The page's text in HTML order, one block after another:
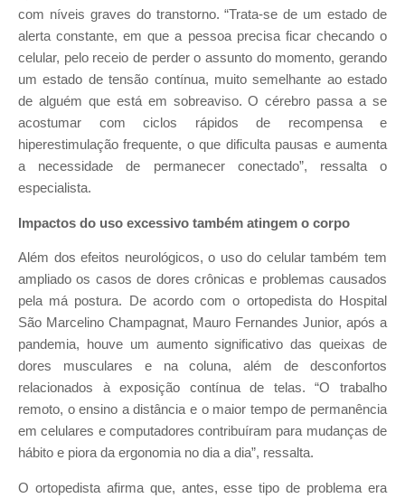
com níveis graves do transtorno. “Trata-se de um estado de
alerta constante, em que a pessoa precisa ficar checando o
celular, pelo receio de perder o assunto do momento, gerando
um estado de tensão contínua, muito semelhante ao estado
de alguém que está em sobreaviso. O cérebro passa a se
acostumar com ciclos rápidos de recompensa e
hiperestimulação frequente, o que dificulta pausas e aumenta
a necessidade de permanecer conectado”, ressalta o
especialista.
Impactos do uso excessivo também atingem o corpo
Além dos efeitos neurológicos, o uso do celular também tem
ampliado os casos de dores crônicas e problemas causados
pela má postura. De acordo com o ortopedista do Hospital
São Marcelino Champagnat, Mauro Fernandes Junior, após a
pandemia, houve um aumento significativo das queixas de
dores musculares e na coluna, além de desconfortos
relacionados à exposição contínua de telas. “O trabalho
remoto, o ensino a distância e o maior tempo de permanência
em celulares e computadores contribuíram para mudanças de
hábito e piora da ergonomia no dia a dia”, ressalta.
O ortopedista afirma que, antes, esse tipo de problema era